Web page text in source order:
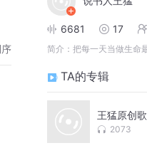
6681 17
简介： 把每一天当做生命
TA的专辑
王猛原创
2073